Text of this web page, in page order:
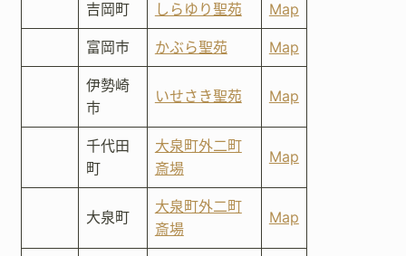
吉岡町 しらゆり聖苑 Map
富岡市 かぶら聖苑 Map
伊勢崎
市
いせさき聖苑 Map
千代田
町
大泉町外二町
斎場
Map
大泉町
大泉町外二町
斎場
Map